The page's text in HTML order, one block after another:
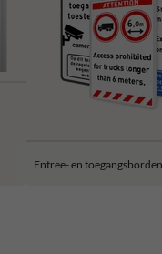
Entree- en toegangsborden